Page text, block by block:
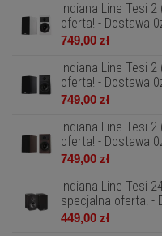
Indiana Line Tesi 2
oferta! - Dostawa
749,00 zł
Indiana Line Tesi
oferta! - Dostawa
749,00 zł
Indiana Line Tesi
oferta! - Dostawa
749,00 zł
Indiana Line Tesi
specjalna oferta! -
449,00 zł